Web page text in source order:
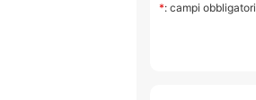
*: campi obbligatori